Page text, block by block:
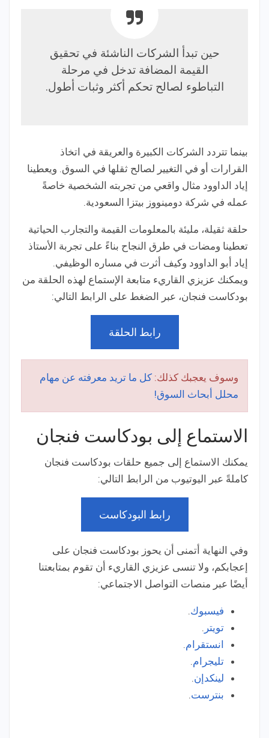
حين تبدأ الشركات الناشئة في تحقيق
القيمة المضافة تدخل في مرحلة
التباطوء لصالح تحكم أكثر وثبات أطول.
بينما تتردد الشركات الكبيرة والعريقة في اتخاذ
القرارات أو في التغيير لصالح ثقلها في السوق. ويعطينا
إياد الداوود مثال واقعي من تجربته الشخصية خاصةً
عمله في شركة دومينووز بيتزا السعودية.
حلقة ثقيلة، مليئة بالمعلومات القيمة والتجارب الحياتية
تعطينا ومضات في طرق النجاح بناءً على تجربة الأستاذ
إياد أبو الداوود وكيف أثرت في مساره الوظيفي.
ويمكنك عزيزي القاريء متابعة الإستماع لهذه الحلقة من
بودكاست فنجان، عبر الضغط على الرابط التالي:
رابط الحلقة
وسوف يعجبك كذلك: كل ما تريد معرفته عن مهام
محلل أبحاث السوق!
الاستماع إلى بودكاست فنجان
يمكنك الاستماع إلى جميع حلقات بودكاست فنجان
كاملةً عبر اليوتيوب من الرابط التالي:
رابط البودكاست
وفي النهاية أتمنى أن يحوز بودكاست فنجان على
إعجابكم، ولا تنسى عزيزي القاريء أن تقوم بمتابعتنا
أيضًا عبر منصات التواصل الاجتماعي:
فيسبوك.
تويتر .
انستقرام.
تليجرام.
لينكدإن.
بنترست.